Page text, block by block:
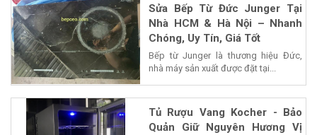
Sửa Bếp Từ Đức Junger Tại
Nhà HCM & Hà Nội – Nhanh
Chóng, Uy Tín, Giá Tốt
Bếp từ Junger là thương hiệu Đức,
nhà máy sản xuất được đặt tại...
Tủ Rượu Vang Kocher - Bảo
Quản Giữ Nguyên Hương Vị